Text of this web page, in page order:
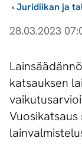
Juridiikan ja
›
28.03.2023
katsauksen